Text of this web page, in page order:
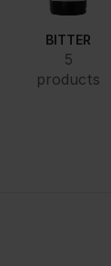
BITTER
5
products